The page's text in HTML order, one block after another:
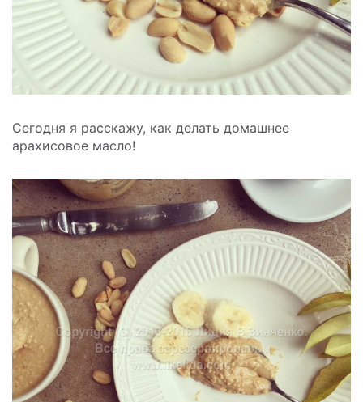
Сегодня я расскажу, как делать домашнее
арахисовое масло!